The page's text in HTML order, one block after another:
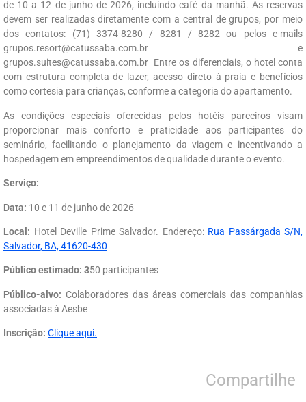
de 10 a 12 de junho de 2026, incluindo café da manhã. As reservas
devem ser realizadas diretamente com a central de grupos, por meio
dos contatos: (71) 3374-8280 / 8281 / 8282 ou pelos e-mails
grupos.resort@catussaba.com.br e
grupos.suites@catussaba.com.br Entre os diferenciais, o hotel conta
com estrutura completa de lazer, acesso direto à praia e benefícios
como cortesia para crianças, conforme a categoria do apartamento.
As condições especiais oferecidas pelos hotéis parceiros visam
proporcionar mais conforto e praticidade aos participantes do
seminário, facilitando o planejamento da viagem e incentivando a
hospedagem em empreendimentos de qualidade durante o evento.
Serviço:
Data: 10 e 11 de junho de 2026
Local: Hotel Deville Prime Salvador. Endereço: Rua Passárgada S/N,
Salvador, BA, 41620-430
Público estimado: 350 participantes
Público-alvo: Colaboradores das áreas comerciais das companhias
associadas à Aesbe
Inscrição: Clique aqui.
Compartilhe